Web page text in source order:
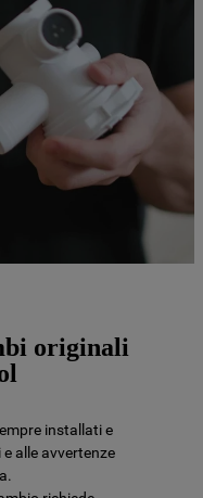
originali
installati e
alle avvertenze